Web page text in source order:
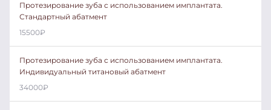
Протезирование зуба с использованием имплантата.
Стандартный абатмент
15500₽
Протезирование зуба с использованием имплантата.
Индивидуальный титановый абатмент
34000₽